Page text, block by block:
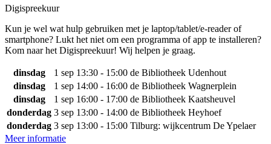
Digispreekuur
Kun je wel wat hulp gebruiken met je laptop/tablet/e-reader of
smartphone? Lukt het niet om een programma of app te installeren?
Kom naar het Digispreekuur! Wij helpen je graag.
dinsdag 1 sep 13:30 - 15:00 de Bibliotheek Udenhout
dinsdag
1 sep 14:00 - 16:00 de Bibliotheek Wagnerplein
dinsdag
1 sep 16:00 - 17:00 de Bibliotheek Kaatsheuvel
donderdag 3 sep 13:00 - 14:00 de Bibliotheek Heyhoef
donderdag 3 sep 13:00 - 15:00 Tilburg: wijkcentrum De Ypelaer
Meer informatie